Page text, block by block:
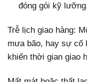
đóng gói kỹ
Trễ lịch giao hàng:
mưa bão, hay sự cố
khiến thời gian giao